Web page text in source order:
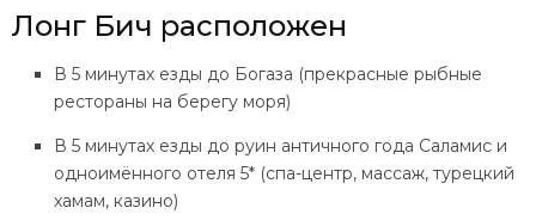
Лонг Бич расположен
В 5 минутах езды до Богаза (прекрасные рыбные
рестораны на берегу моря)
В 5 минутах езды до руин античного года Саламис и
одноимённого отеля 5* (спа-центр, массаж, турецкий
хамам, казино)